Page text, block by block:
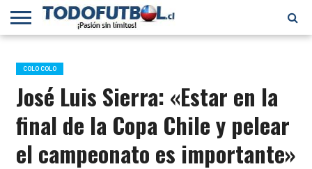
PRIMERA
B
SELECCIÓN
CHILENA
CHILENOS
EN EL
MUNDO
FÚTBOL
INTERNACIONAL
COLO COLO
José Luis Sierra: «Estar en la
final de la Copa Chile y pelear
el campeonato es importante»